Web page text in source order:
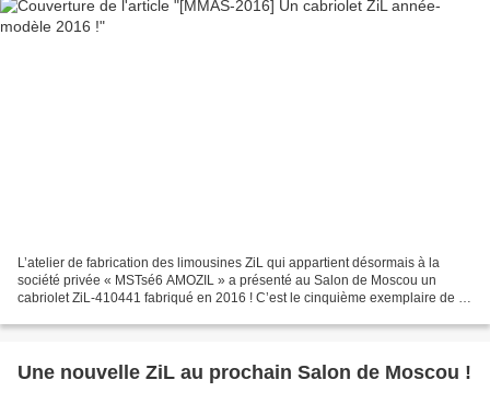
L’atelier de fabrication des limousines ZiL qui appartient désormais à la
société privée « MSTsé6 AMOZIL » a présenté au Salon de Moscou un
cabriolet ZiL-410441 fabriqué en 2016 ! C’est le cinquième exemplaire de ce
Une nouvelle ZiL au prochain Salon de Moscou !